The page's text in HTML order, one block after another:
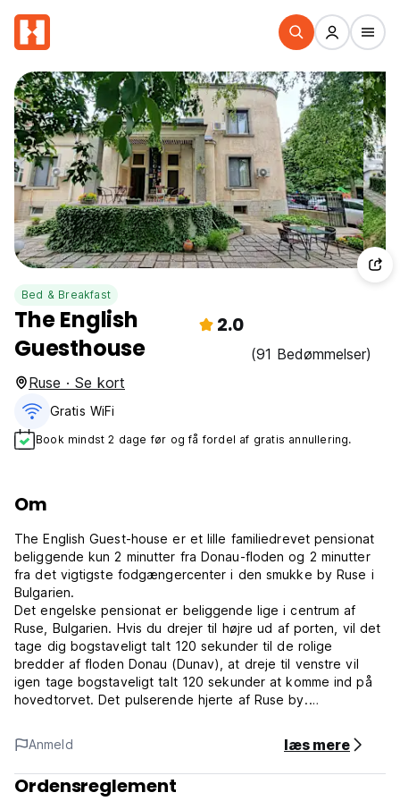
Bed & Breakfast
The English
Guesthouse
2.0
(91 Bedømmelser)
Ruse · Se kort
Gratis WiFi
Book mindst 2 dage før og få fordel af gratis annullering.
Om
The English Guest-house er et lille familiedrevet pensionat
beliggende kun 2 minutter fra Donau-floden og 2 minutter
fra det vigtigste fodgængercenter i den smukke by Ruse i
Bulgarien.
Det engelske pensionat er beliggende lige i centrum af
Ruse, Bulgarien. Hvis du drejer til højre ud af porten, vil det
tage dig bogstaveligt talt 120 sekunder til de rolige
bredder af floden Donau (Dunav), at dreje til venstre vil
igen tage bogstaveligt talt 120 sekunder at komme ind på
hovedtorvet. Det pulserende hjerte af Ruse by.
livligt havneområde med små skibe og både, der passerer
hele dagen. Hovedtorvet er simpelthen vidunderlige
boulevarder med træer, cafébarer, butikker, springvand,
statuer og nogle af de bedste Rokoko-arkitektur i Europa
Anmeld læs mere
Ordensreglement